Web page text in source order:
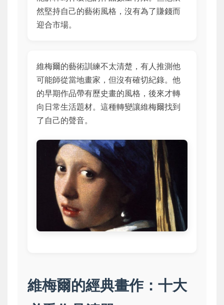
然堅持自己的藝術風格，沒有為了賺錢而
迎合市場。
維梅爾的藝術訓練不太清楚，有人推測他
可能師從當地畫家，但沒有確切紀錄。他
的早期作品帶有歷史畫的風格，後來才轉
向日常生活題材。這種轉變讓維梅爾找到
了自己的聲音。
維梅爾的經典畫作：十大